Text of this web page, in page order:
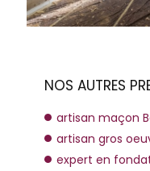
NOS AUTRES
artisan maçon
artisan gros
expert en